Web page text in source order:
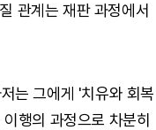
관계는 재판 과정에서
는 그에게 '치유와 회복
행의 과정으로 차분히